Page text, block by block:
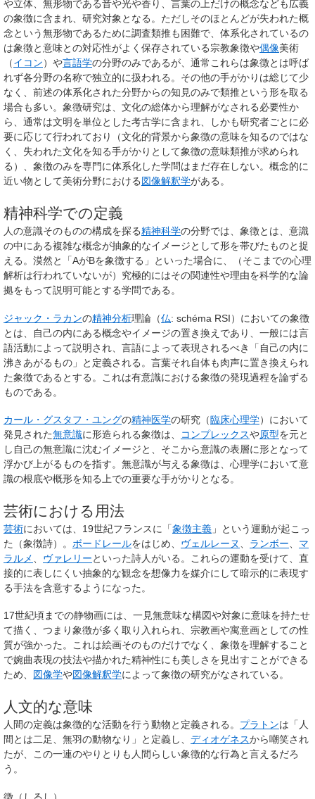
や立体、無形物である音や光や香り、言葉の上だけの概念なども広義
の象徴に含まれ、研究対象となる。ただしそのほとんどが失われた概
念という無形物であるために調査類推も困難で、体系化されているの
は象徴と意味との対応性がよく保存されている宗教象徴や偶像美術
（イコン）や言語学の分野のみであるが、通常これらは象徴とは呼ば
れず各分野の名称で独立的に扱われる。その他の手がかりは総じて少
なく、前述の体系化された分野からの知見のみで類推という形を取る
場合も多い。象徴研究は、文化の総体から理解がなされる必要性か
ら、通常は文明を単位とした考古学に含まれ、しかも研究者ごとに必
要に応じて行われており（文化的背景から象徴の意味を知るのではな
く、失われた文化を知る手がかりとして象徴の意味類推が求められ
る）、象徴のみを専門に体系化した学問はまだ存在しない。概念的に
近い物として美術分野における図像解釈学がある。
精神科学での定義
人の意識そのものの構成を探る精神科学の分野では、象徴とは、意識
の中にある複雑な概念が抽象的なイメージとして形を帯びたものと捉
える。漠然と「AがBを象徴する」といった場合に、（そこまでの心理
解析は行われていないが）究極的にはその関連性や理由を科学的な論
拠をもって説明可能とする学問である。
ジャック・ラカンの精神分析理論（仏: schéma RSI）においての象徴
とは、自己の内にある概念やイメージの置き換えであり、一般には言
語活動によって説明され、言語によって表現されるべき「自己の内に
沸きあがるもの」と定義される。言葉それ自体も肉声に置き換えられ
た象徴であるとする。これは有意識における象徴の発現過程を論ずる
ものである。
カール・グスタフ・ユングの精神医学の研究（臨床心理学）において
発見された無意識に形造られる象徴は、 コンプレックスや原型を元と
し自己の無意識に沈むイメージと、そこから意識の表層に形となって
浮かび上がるものを指す。無意識が与える象徴は、心理学において意
識の根底や概形を知る上での重要な手がかりとなる。
芸術における用法
芸術においては、19世紀フランスに「象徴主義 」という運動が起こっ
た（象徴詩）。 ボードレールをはじめ、 ヴェルレーヌ ランボー
マ
ラルメ
ヴァレリーといった詩人がいる。これらの運動を受けて、直
接的に表しにくい抽象的な観念を想像力を媒介にして暗示的に表現す
る手法を含意するようになった。
17世紀頃までの静物画には、一見無意味な構図や対象に意味を持たせ
て描く、つまり象徴が多く取り入れられ、宗教画や寓意画としての性
質が強かった。これは絵画そのものだけでなく、象徴を理解すること
で婉曲表現の技法や描かれた精神性にも美しさを見出すことができる
ため、 図像学や図像解釈学によって象徴の研究がなされている。
人文的な意味
人間の定義は象徴的な活動を行う動物と定義される。 プラトンは「人
間とは二足、無羽の動物なり」と定義し、 ディオゲネスから嘲笑され
たが、この一連のやりとりも人間らしい象徴的な行為と言えるだろ
う。
徴（しるし）